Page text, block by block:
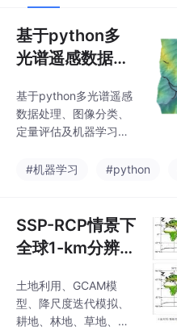
基于python多
光谱遥感数据处
定量评估及机器
学习方法应用
基于python多光谱遥感
数据处理、图像分类、
定量评估及机器学习方
基本概念和理论，介绍
Modis数据等多光谱数
据说明和下载方法。介
绍基于ENVI的上述多光
数据辐射定标、大气校
正等预处理方法，波段
组合、光谱指数计算、
#机器学习 #python
SSP-RCP情景下
全球1-km分辨率
据集（2020-21
00）【耕地、林
土地利用、GCAM模
型、降尺度迭代模拟、
耕地、林地、草地、城